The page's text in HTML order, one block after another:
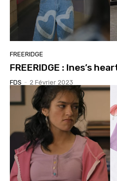
FREERIDGE
FREERIDGE : Ines’s
FDS - 2 Février 2023